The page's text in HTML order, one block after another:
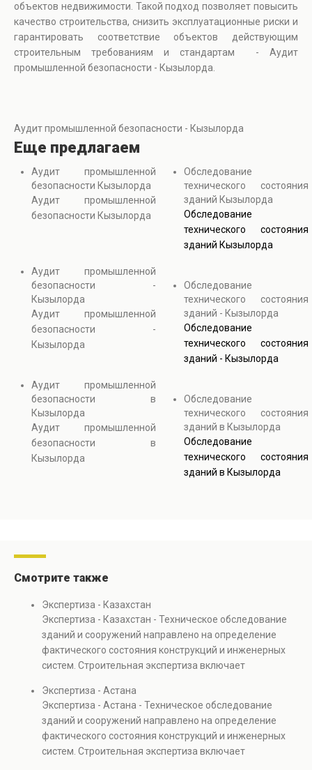
объектов недвижимости. Такой подход позволяет повысить
качество строительства, снизить эксплуатационные риски и
гарантировать соответствие объектов действующим
строительным требованиям и стандартам - Аудит
промышленной безопасности - Кызылорда.
Аудит промышленной безопасности - Кызылорда
Еще предлагаем
Аудит промышленной
безопасности Кызылорда
Аудит промышленной
безопасности Кызылорда
Аудит промышленной
безопасности -
Кызылорда
Аудит промышленной
безопасности -
Кызылорда
Аудит промышленной
безопасности в
Кызылорда
Аудит промышленной
безопасности в
Кызылорда
Обследование
технического состояния
зданий Кызылорда
Обследование
технического состояния
зданий Кызылорда
Обследование
технического состояния
зданий - Кызылорда
Обследование
технического состояния
зданий - Кызылорда
Обследование
технического состояния
зданий в Кызылорда
Обследование
технического состояния
зданий в Кызылорда
Смотрите также
Экспертиза - Казахстан
Экспертиза - Казахстан - Техническое обследование
зданий и сооружений направлено на определение
фактического состояния конструкций и инженерных
систем. Строительная экспертиза включает
элементов и оценку эксплуатационной безопасности.
Услуга востребована при покупке недвижимости,
капитальном ремонте и реконструкции объектов, а
также при судебных разбирательствах и технических
проверках.
Экспертиза - Астана
Экспертиза - Астана - Техническое обследование
зданий и сооружений направлено на определение
фактического состояния конструкций и инженерных
систем. Строительная экспертиза включает